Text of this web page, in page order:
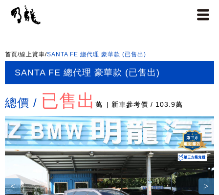
首頁/線上賞車/SANTA FE 總代理 豪華款 (已售出)
SANTA FE 總代理 豪華款 (已售出)
總價 / 已售出 萬 | 新車參考價 / 103.9萬